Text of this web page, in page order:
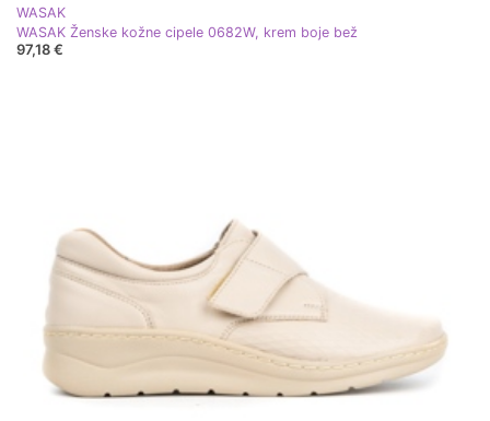
WASAK
WASAK Ženske kožne cipele 0682W, krem ​​boje bež
97,18 €